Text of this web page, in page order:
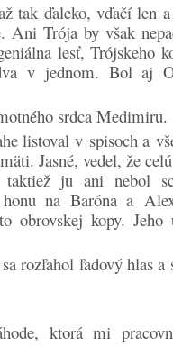
tak ďaleko, vďačí len
Ani Trója by však
lesť, Trójskeho
v jednom. Bol aj
srdca Medimiru.
listoval v spisoch a
Jasné, vedel, že
ju ani nebol
honu na Baróna a
obrovskej kopy. Jeho
rozľahol ľadový hlas a
ktorá mi